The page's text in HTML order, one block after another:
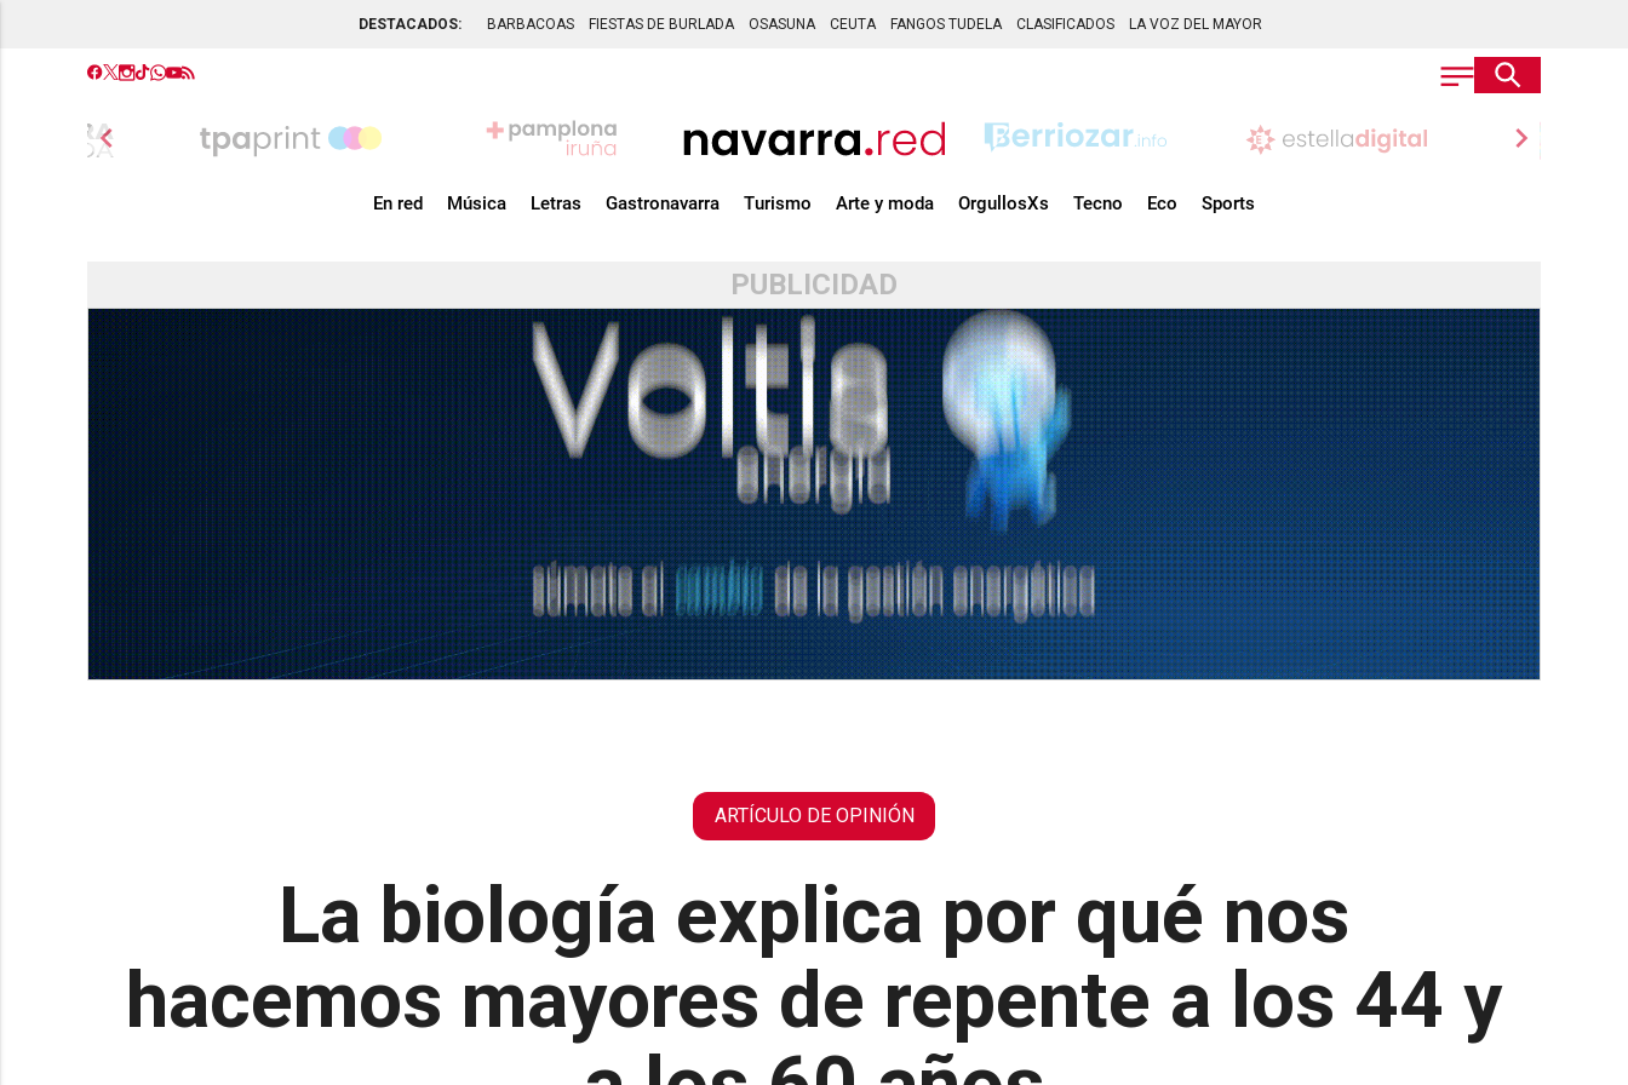
DESTACADOS: BARBACOAS FIESTAS DE BURLADA OSASUNA CEUTA FANGOS TUDELA CLASIFICADOS LA VOZ DEL MAYOR
chevron_left chevron_right
En red Música Letras Gastronavarra Turismo Arte y moda OrgullosXs Tecno Eco Sports
PUBLICIDAD
La biología explica por qué nos
hacemos mayores de repente a los 44 y